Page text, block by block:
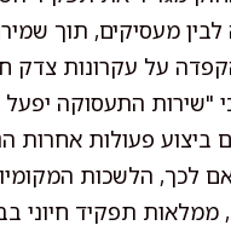
מעסיקים, תוך
"שירות התעסוקה
ביצוע פעולות אחרות
לכך, הלשכות
ממלאות תפקיד חיוני